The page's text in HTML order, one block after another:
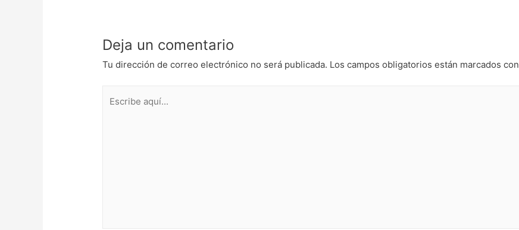
Deja un comentario
Tu dirección de correo electrónico no será publicada. Los campos obligatorios están marcados con